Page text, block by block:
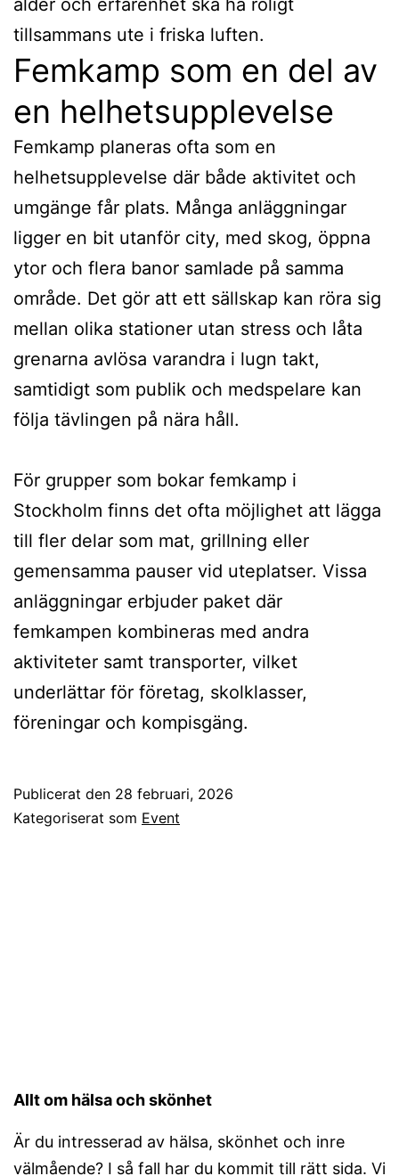
tillsammans ute i friska luften.
Femkamp som en del av
en helhetsupplevelse
Femkamp planeras ofta som en
helhetsupplevelse där både aktivitet och
umgänge får plats. Många anläggningar
ligger en bit utanför city, med skog, öppna
ytor och flera banor samlade på samma
område. Det gör att ett sällskap kan röra sig
mellan olika stationer utan stress och låta
grenarna avlösa varandra i lugn takt,
samtidigt som publik och medspelare kan
följa tävlingen på nära håll.
För grupper som bokar femkamp i
Stockholm finns det ofta möjlighet att lägga
till fler delar som mat, grillning eller
gemensamma pauser vid uteplatser. Vissa
anläggningar erbjuder paket där
femkampen kombineras med andra
aktiviteter samt transporter, vilket
underlättar för företag, skolklasser,
föreningar och kompisgäng.
Publicerat den 28 februari, 2026
Kategoriserat som Event
Allt om hälsa och skönhet
Är du intresserad av hälsa, skönhet och inre
välmående? I så fall har du kommit till rätt sida. Vi